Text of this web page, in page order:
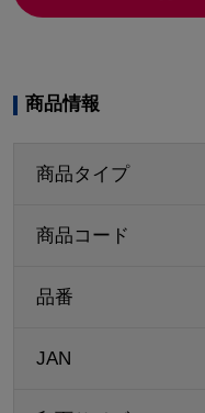
商品情報
商品タイプ
商品コード
品番
JAN